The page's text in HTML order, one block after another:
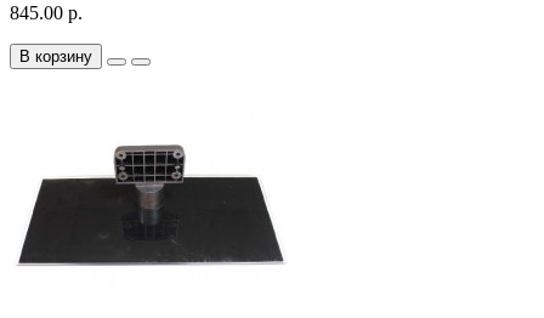
845.00 р.
В корзину